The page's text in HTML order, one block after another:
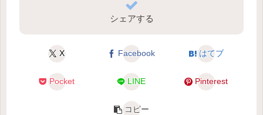
シェアする
X Facebook はてブ
Pocket LINE Pinterest
コピー